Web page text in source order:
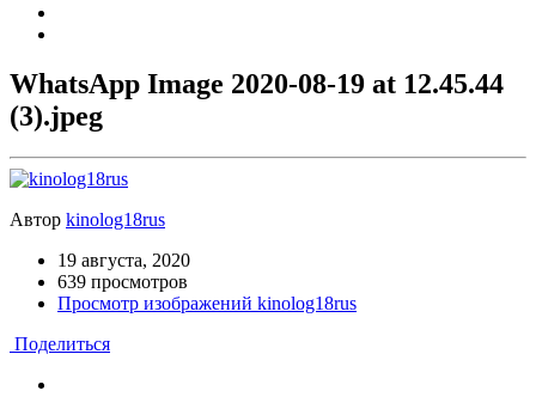
WhatsApp Image 2020-08-19 at 12.45.44
(3).jpeg
Автор kinolog18rus
19 августа, 2020
639 просмотров
Просмотр изображений kinolog18rus
Поделиться